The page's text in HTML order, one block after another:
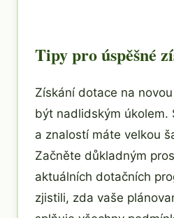
Tipy pro úspěšné
Získání dotace na
být nadlidským úkolem.
a znalostí máte velkou
Začněte důkladným
aktuálních dotačních
zjistili, zda vaše